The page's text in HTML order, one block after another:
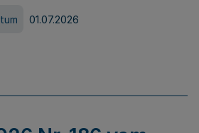
01.07.2026